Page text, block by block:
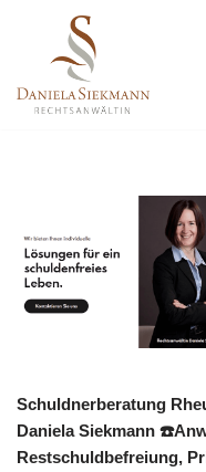
Inhalt
springen
Schuldnerberatung
Daniela Siekmann
Restschuldbefreiung,